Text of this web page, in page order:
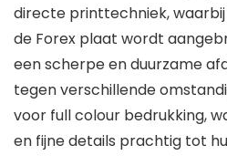
directe printtechniek,
de Forex plaat wordt
een scherpe en duurzame
tegen verschillende
voor full colour bedrukking,
en fijne details prachtig tot